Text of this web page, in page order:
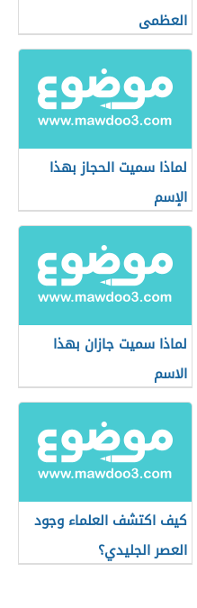
العظمى
لماذا سميت الحجاز بهذا
الإسم
لماذا سميت جازان بهذا
الاسم
كيف اكتشف العلماء وجود
العصر الجليدي؟